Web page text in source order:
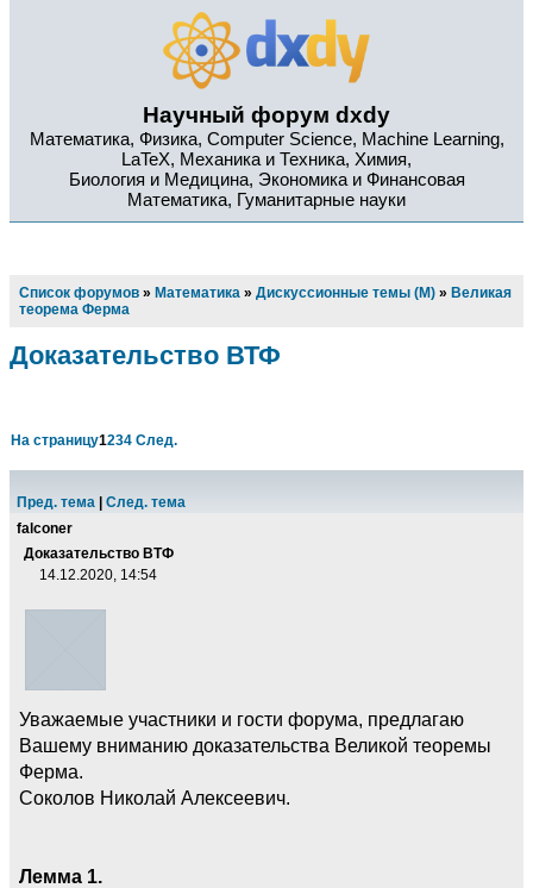
Научный форум dxdy
Математика, Физика, Computer Science, Machine Learning,
LaTeX, Механика и Техника, Химия,
Биология и Медицина, Экономика и Финансовая
Математика, Гуманитарные науки
Список форумов » Математика » Дискуссионные темы (М) » Великая
теорема Ферма
Доказательство ВТФ
На страницу1234 След.
Пред. тема
След. тема
falconer
Доказательство ВТФ
14.12.2020, 14:54
Уважаемые участники и гости форума, предлагаю
Вашему вниманию доказательства Великой теоремы
Ферма.
Соколов Николай Алексеевич.
Лемма 1.